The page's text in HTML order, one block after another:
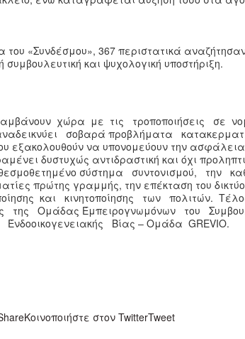
«Συνδέσμου», 367 περιστατικά
και ψυχολογική υποστήριξη.
χώρα με τις τροποποιήσεις σε
σοβαρά προβλήματα
εξακολουθούν να υπονομεύουν την
δυστυχώς αντιδραστική και όχι
σύστημα συντονισμού, την
πρώτης γραμμής, την επέκταση του
και κινητοποίησης των πολιτών.
της Ομάδας Έμπειρογνωμόνων του
Βίας – Ομάδα GREVIO.
Κοινοποιήστε στον TwitterTweet